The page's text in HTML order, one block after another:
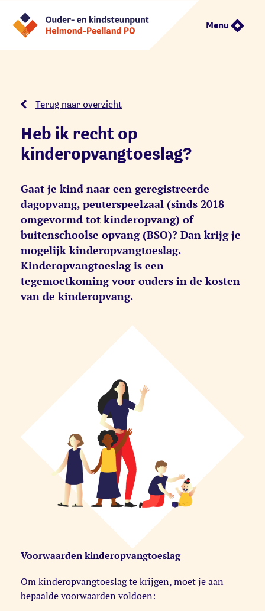
Menu
Terug naar overzicht
Heb ik recht op
kinderopvangtoeslag?
Gaat je kind naar een geregistreerde
dagopvang, peuterspeelzaal (sinds 2018
omgevormd tot kinderopvang) of
buitenschoolse opvang (BSO)? Dan krijg je
mogelijk kinderopvangtoeslag.
Kinderopvangtoeslag is een
tegemoetkoming voor ouders in de kosten
van de kinderopvang.
Voorwaarden kinderopvangtoeslag
Om kinderopvangtoeslag te krijgen, moet je aan
bepaalde voorwaarden voldoen: